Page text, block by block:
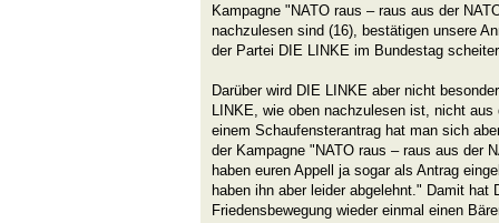
Kampagne "NATO raus – raus aus der
nachzulesen sind (16), bestätigen unsere
der Partei DIE LINKE im Bundestag
Darüber wird DIE LINKE aber nicht
LINKE, wie oben nachzulesen ist, nicht
einem Schaufensterantrag hat man sich
der Kampagne "NATO raus – raus aus der
haben euren Appell ja sogar als Antrag
haben ihn aber leider abgelehnt." Damit hat
Friedensbewegung wieder einmal einen